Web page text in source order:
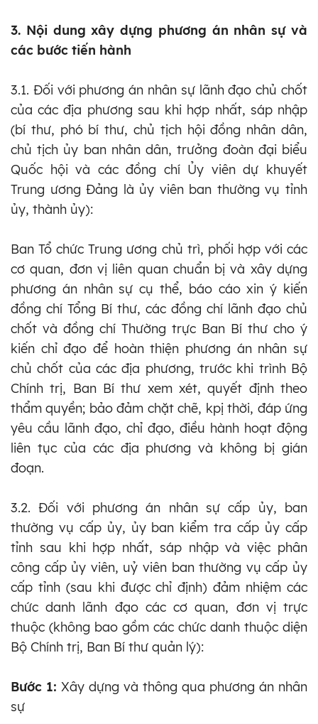
3. Nội dung xây dựng phương án nhân sự và
các bước tiến hành
3.1. Đối với phương án nhân sự lãnh đạo chủ chốt
của các địa phương sau khi hợp nhất, sáp nhập
(bí thư, phó bí thư, chủ tịch hội đồng nhân dân,
chủ tịch ủy ban nhân dân, trưởng đoàn đại biểu
Quốc hội và các đồng chí Ủy viên dự khuyết
Trung ương Đảng là ủy viên ban thường vụ tỉnh
ủy, thành ủy):
Ban Tổ chức Trung ương chủ trì, phối hợp với các
cơ quan, đơn vị liên quan chuẩn bị và xây dựng
phương án nhân sự cụ thể, báo cáo xin ý kiến
đồng chí Tổng Bí thư, các đồng chí lãnh đạo chủ
chốt và đồng chí Thường trực Ban Bí thư cho ý
kiến chỉ đạo để hoàn thiện phương án nhân sự
chủ chốt của các địa phương, trước khi trình Bộ
Chính trị, Ban Bí thư xem xét, quyết định theo
thẩm quyền; bảo đảm chặt chẽ, kpị thời, đáp ứng
yêu cầu lãnh đạo, chỉ đạo, điều hành hoạt động
liên tục của các địa phương và không bị gián
đoạn.
3.2. Đối với phương án nhân sự cấp ủy, ban
thường vụ cấp ủy, ủy ban kiểm tra cấp ủy cấp
tỉnh sau khi hợp nhất, sáp nhập và việc phân
công cấp ủy viên, uỷ viên ban thường vụ cấp ủy
cấp tỉnh (sau khi được chỉ định) đảm nhiệm các
chức danh lãnh đạo các cơ quan, đơn vị trực
thuộc (không bao gồm các chức danh thuộc diện
Bộ Chính trị, Ban Bí thư quản lý):
Bước 1: Xây dựng và thông qua phương án nhân
sự